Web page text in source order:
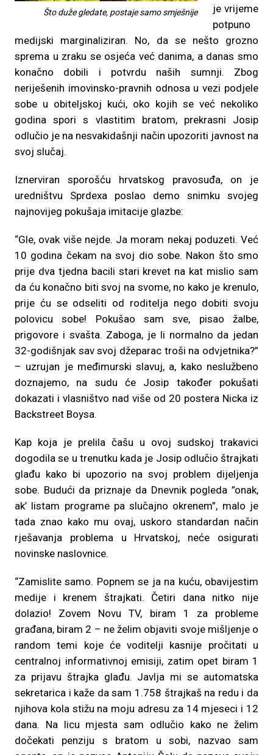
Što duže gledate, postaje samo smješnije
je vrijeme
potpuno
medijski marginaliziran. No, da se nešto grozno
sprema u zraku se osjeća već danima, a danas smo
konačno dobili i potvrdu naših sumnji. Zbog
neriješenih imovinsko-pravnih odnosa u vezi podjele
sobe u obiteljskoj kući, oko kojih se već nekoliko
godina spori s vlastitim bratom, prekrasni Josip
odlučio je na nesvakidašnji način upozoriti javnost na
svoj slučaj.
Iznerviran sporošću hrvatskog pravosuđa, on je
uredništvu Sprdexa poslao demo snimku svojeg
najnovijeg pokušaja imitacije glazbe:
“Gle, ovak više nejde. Ja moram nekaj poduzeti. Već
10 godina čekam na svoj dio sobe. Nakon što smo
prije dva tjedna bacili stari krevet na kat mislio sam
da ću konačno biti svoj na svome, no kako je krenulo,
prije ću se odseliti od roditelja nego dobiti svoju
polovicu sobe! Pokušao sam sve, pisao žalbe,
prigovore i svašta. Zaboga, je li normalno da jedan
32-godišnjak sav svoj džeparac troši na odvjetnika?”
– uzrujan je međimurski slavuj, a, kako neslužbeno
doznajemo, na sudu će Josip također pokušati
dokazati i vlasništvo nad više od 20 postera Nicka iz
Backstreet Boysa.
Kap koja je prelila čašu u ovoj sudskoj trakavici
dogodila se u trenutku kada je Josip odlučio štrajkati
glađu kako bi upozorio na svoj problem dijeljenja
sobe. Budući da priznaje da Dnevnik pogleda ”onak,
ak’ listam programe pa slučajno okrenem”, malo je
tada znao kako mu ovaj, uskoro standardan način
rješavanja problema u Hrvatskoj, neće osigurati
novinske naslovnice.
“Zamislite samo. Popnem se ja na kuću, obavijestim
medije i krenem štrajkati. Četiri dana nitko nije
dolazio! Zovem Novu TV, biram 1 za probleme
građana, biram 2 – ne želim objaviti svoje mišljenje o
random temi koje će voditelji kasnije pročitati u
centralnoj informativnoj emisiji, zatim opet biram 1
za prijavu štrajka glađu. Javlja mi se automatska
sekretarica i kaže da sam 1.758 štrajkaš na redu i da
njihova kola stižu na moju adresu za 14 mjeseci i 12
dana. Na licu mjesta sam odlučio kako ne želim
dočekati penziju s bratom u sobi, nazvao sam